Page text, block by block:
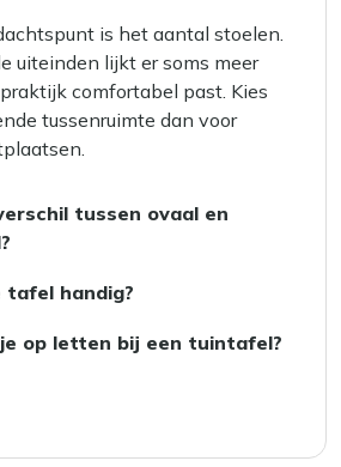
is het aantal stoelen.
uiteinden lijkt er soms meer
comfortabel past. Kies
tussenruimte dan voor
tussen ovaal en
tafelligt in hun vorm. Een
heeft bredere uiteinden,
tafel handig?
deze tafel perfect in
op letten bij een tuintafel?